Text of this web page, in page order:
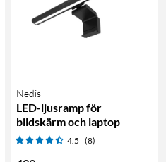
Nedis
LED-ljusramp för
bildskärm och laptop
4.5 (8)